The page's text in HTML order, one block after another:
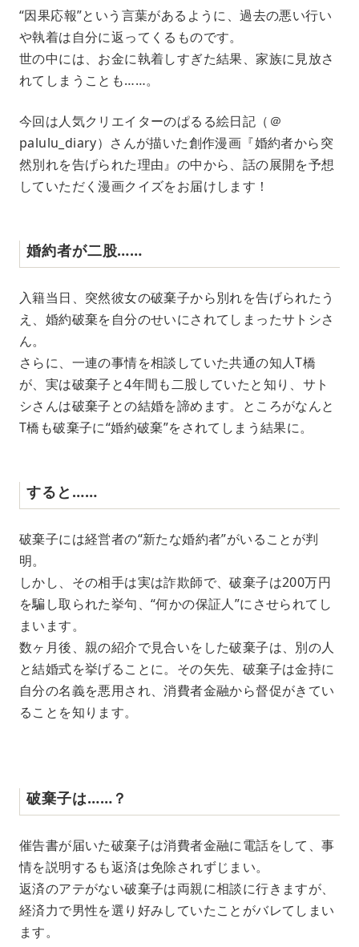
u
e
“因果応報”という言葉があるように、過去の悪い行い
や執着は自分に返ってくるものです。
世の中には、お金に執着しすぎた結果、家族に見放さ
れてしまうことも……。
今回は人気クリエイターのぱるる絵日記（＠
palulu_diary）さんが描いた創作漫画『婚約者から突
然別れを告げられた理由』の中から、話の展開を予想
していただく漫画クイズをお届けします！
婚約者が二股……
入籍当日、突然彼女の破棄子から別れを告げられたう
え、婚約破棄を自分のせいにされてしまったサトシさ
ん。
さらに、一連の事情を相談していた共通の知人T橋
が、実は破棄子と4年間も二股していたと知り、サト
シさんは破棄子との結婚を諦めます。ところがなんと
T橋も破棄子に“婚約破棄”をされてしまう結果に。
すると……
破棄子には経営者の“新たな婚約者”がいることが判
明。
しかし、その相手は実は詐欺師で、破棄子は200万円
を騙し取られた挙句、“何かの保証人”にさせられてし
まいます。
数ヶ月後、親の紹介で見合いをした破棄子は、別の人
と結婚式を挙げることに。その矢先、破棄子は金持に
自分の名義を悪用され、消費者金融から督促がきてい
ることを知ります。
破棄子は……？
催告書が届いた破棄子は消費者金融に電話をして、事
情を説明するも返済は免除されずじまい。
返済のアテがない破棄子は両親に相談に行きますが、
経済力で男性を選り好みしていたことがバレてしまい
ます。